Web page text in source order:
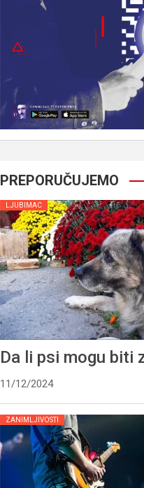
PREPORUČUJEMO
LJUBIMAC
Da li psi mogu biti
11/12/2024
ZANIMLJIVOSTI